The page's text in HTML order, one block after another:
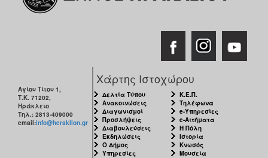
2011
ΤΟΠΟΣ
ΜΑΣ
Αγίου Τίτου 1,
Τ.Κ. 71202,
Ηράκλειο
Τηλ.: 2813-409000
email:info@heraklion.gr
Χάρτης Ιστοχώρου
Δελτία Τύπου
Ανακοινώσεις
Διαγωνισμοί
Προσλήψεις
Διαβουλεύσεις
Εκδηλώσεις
Ο Δήμος
Υπηρεσίες
Κ.Ε.Π.
Τηλέφωνα
e-Υπηρεσίες
e-Αιτήματα
Η Πόλη
Ιστορία
Κνωσός
Μουσεία